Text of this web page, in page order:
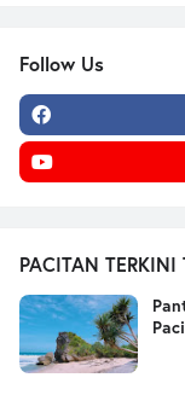
Follow Us
PACITAN TERKINI